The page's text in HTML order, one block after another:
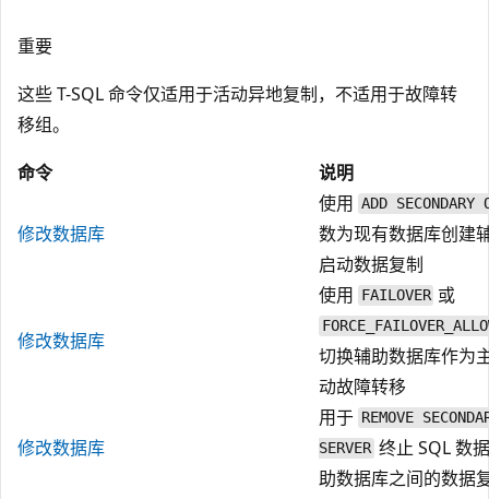
重要
这些 T-SQL 命令仅适用于活动异地复制，不适用于故障转
移组。
命令
说明
修改数据库
使用 ADD SECONDARY
数为现有数据库创建
启动数据复制
修改数据库
使用 FAILOVER 或
切换辅助数据库作为
动故障转移
修改数据库
用于 REMOVE
SERVER 终止 SQL 数
助数据库之间的数据